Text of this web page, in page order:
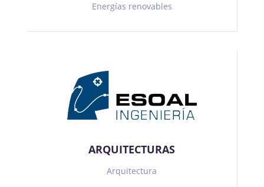
Energías renovables
ARQUITECTURAS
Arquitectura